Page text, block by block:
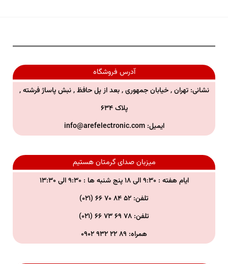
آدرس فروشگاه
نشانی: تهران , خیابان جمهوری , بعد از پل حافظ , نبش پاساژ فرشته ,
پلاک ۶۳۴
ایمیل:info@arefelectronic.com
میزبان صدای گرمتان هستیم
ایام هفته : ۹:۳۰ الی ۱۸ پنج شنبه ها : ۹:۳۰ الی ۱۳:۳۰
تلفن: ۵۲ ۸۴ ۷۰ ۶۶ (۰۲۱)
تلفن: ۷۸ ۶۹ ۷۳ ۶۶ (۰۲۱)
همراه: